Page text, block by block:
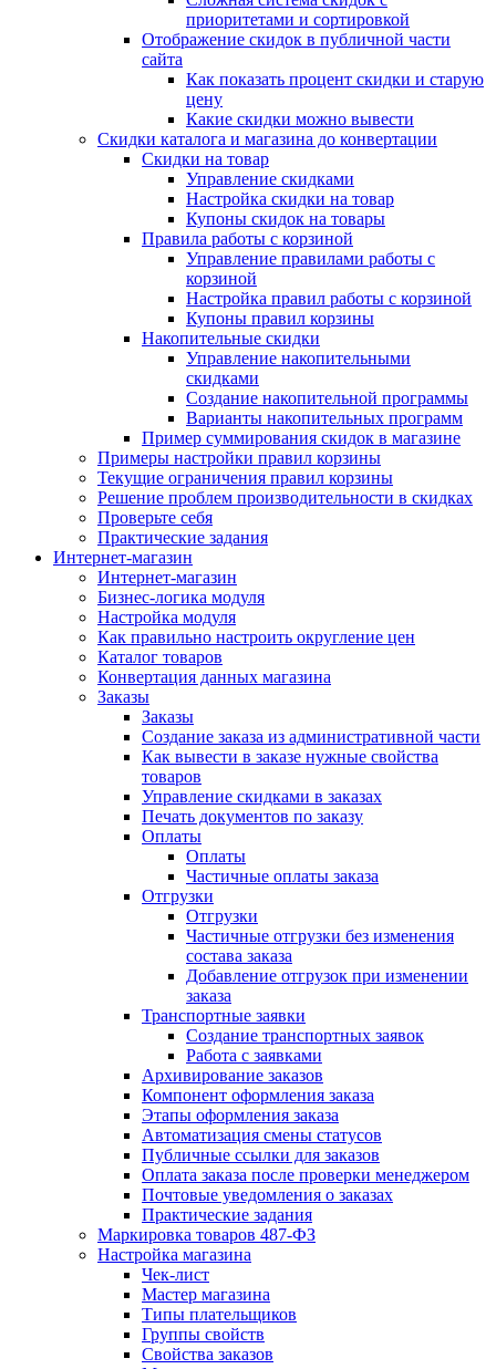
приоритетами и сортировкой
Отображение скидок в публичной части
сайта
Как показать процент скидки и старую
цену
Какие скидки можно вывести
Скидки каталога и магазина до конвертации
Скидки на товар
Управление скидками
Настройка скидки на товар
Купоны скидок на товары
Правила работы с корзиной
Управление правилами работы с
корзиной
Настройка правил работы с корзиной
Купоны правил корзины
Накопительные скидки
Управление накопительными
скидками
Создание накопительной программы
Варианты накопительных программ
Пример суммирования скидок в магазине
Примеры настройки правил корзины
Текущие ограничения правил корзины
Решение проблем производительности в скидках
Проверьте себя
Практические задания
Интернет-магазин
Интернет-магазин
Бизнес-логика модуля
Настройка модуля
Как правильно настроить округление цен
Каталог товаров
Конвертация данных магазина
Заказы
Заказы
Создание заказа из административной части
Как вывести в заказе нужные свойства
товаров
Управление скидками в заказах
Печать документов по заказу
Оплаты
Оплаты
Частичные оплаты заказа
Отгрузки
Отгрузки
Частичные отгрузки без изменения
состава заказа
Добавление отгрузок при изменении
заказа
Транспортные заявки
Создание транспортных заявок
Работа с заявками
Архивирование заказов
Компонент оформления заказа
Этапы оформления заказа
Автоматизация смены статусов
Публичные ссылки для заказов
Оплата заказа после проверки менеджером
Почтовые уведомления о заказах
Практические задания
Маркировка товаров 487-ФЗ
Настройка магазина
Чек-лист
Мастер магазина
Типы плательщиков
Группы свойств
Свойства заказов